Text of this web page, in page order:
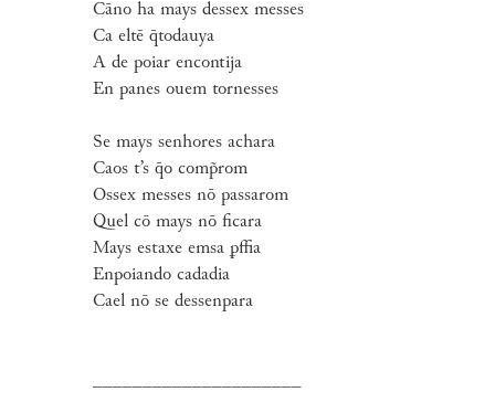
Cāno ha mays dessex messes
Ca eltē q̄todauya
A de poiar encontija
En panes ouem tornesses
Se mays senhores achara
Caos t’s q̄o comp̃rom
Ossex messes nō passarom
Quel cō mays nō ficara
Mays estaxe emsa ꝑffia
Enpoiando cadadia
Cael nō se dessenpara